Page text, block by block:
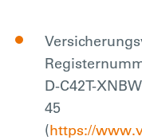
D-C42T-
45
(https://